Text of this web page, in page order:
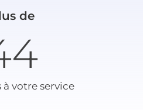
de
à votre service